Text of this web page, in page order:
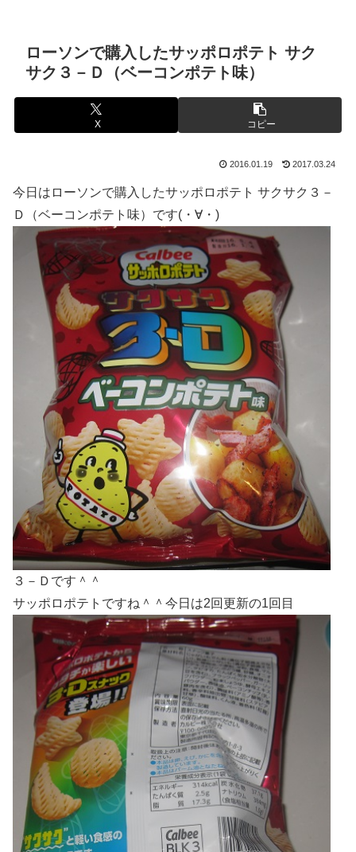
ローソンで購入したサッポロポテト サク
サク３－Ｄ（ベーコンポテト味）
X コピー
2016.01.19 2017.03.24
今日はローソンで購入したサッポロポテト サクサク３－
Ｄ（ベーコンポテト味）です(・∀・)
３－Ｄです＾＾
サッポロポテトですね＾＾今日は2回更新の1回目